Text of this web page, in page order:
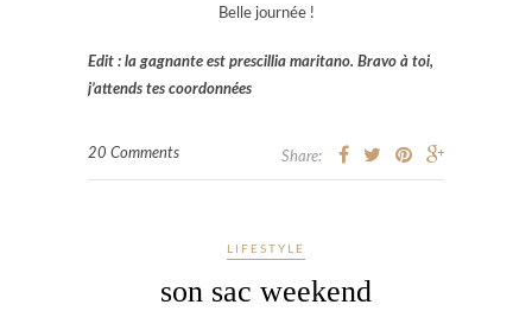
Belle journée !
Edit : la gagnante est prescillia maritano. Bravo à toi,
j’attends tes coordonnées
20 Comments Share:
LIFESTYLE
son sac weekend